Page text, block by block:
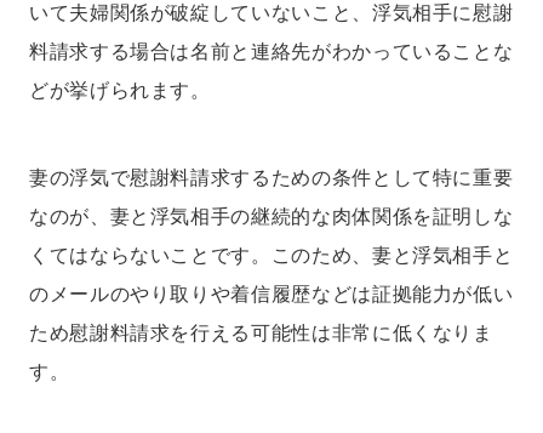
いて夫婦関係が破綻していないこと、浮気相手に慰謝
料請求する場合は名前と連絡先がわかっていることな
どが挙げられます。
妻の浮気で慰謝料請求するための条件として特に重要
なのが、妻と浮気相手の継続的な肉体関係を証明しな
くてはならないことです。このため、妻と浮気相手と
のメールのやり取りや着信履歴などは証拠能力が低い
ため慰謝料請求を行える可能性は非常に低くなりま
す。